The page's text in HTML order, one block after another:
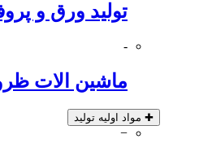
تولید ورق و
-
ماشین الات
✚ مواد اولیه تولید
−